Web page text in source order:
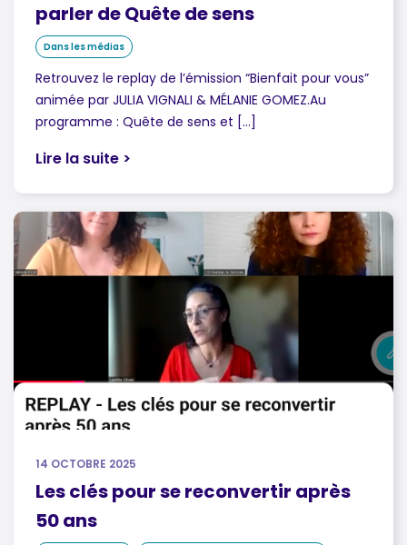
parler de Quête de sens
Dans les médias
Retrouvez le replay de l’émission “Bienfait pour vous”
animée par JULIA VIGNALI & MÉLANIE GOMEZ.Au
programme : Quête de sens et […]
Lire la suite >
14 OCTOBRE 2025
Les clés pour se reconvertir après
50 ans